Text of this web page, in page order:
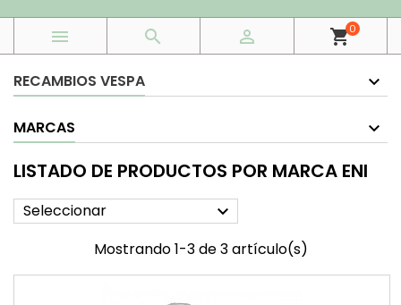
   shopping_cart0
RECAMBIOS VESPA
MARCAS
LISTADO DE PRODUCTOS POR MARCA ENI
Seleccionar 
Mostrando 1-3 de 3 artículo(s)